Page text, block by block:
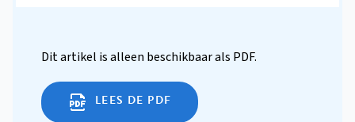
Dit artikel is alleen beschikbaar als PDF.
LEES DE PDF